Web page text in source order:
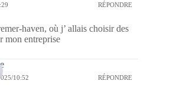
RÉPONDRE
haven, où j’ allais choisir des
mon entreprise
10:52 RÉPONDRE